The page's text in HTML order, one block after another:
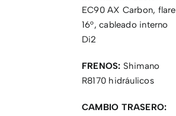
EC90 AX Carbon, flare
16°, cableado interno
Di2
FRENOS: Shimano
R8170 hidráulicos
CAMBIO TRASERO: